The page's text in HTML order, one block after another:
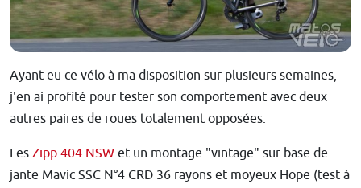
Ayant eu ce vélo à ma disposition sur plusieurs semaines,
j'en ai profité pour tester son comportement avec deux
autres paires de roues totalement opposées.
Les Zipp 404 NSW et un montage "vintage" sur base de
jante Mavic SSC N°4 CRD 36 rayons et moyeux Hope (test à